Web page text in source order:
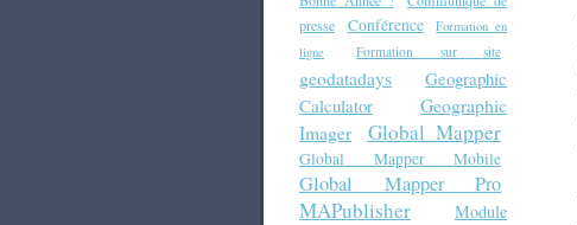
presse
Conférence
Formation en
ligne
Formation sur site
geodatadays
Geographic
Calculator
Geographic
Imager
Global Mapper
Global Mapper Mobile
Global Mapper Pro
MAPublisher
Module